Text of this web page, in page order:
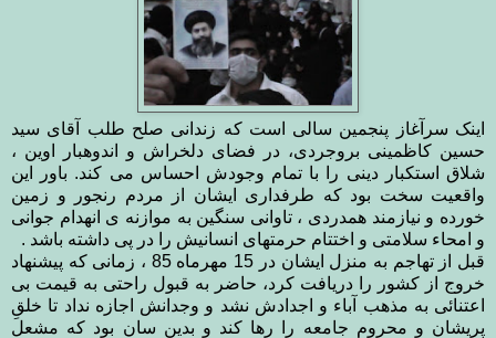
اینک سرآغاز پنجمین سالی است که زندانی صلح طلب آقای سید
حسین کاظمینی بروجردی، در فضای دلخراش و اندوهبار اوین ،
شلاق استکبار دینی را با تمام وجودش احساس می کند. باور این
واقعیت سخت بود که طرفداری ایشان از مردم رنجور و زمین
خورده و نیازمند همدردی ، تاوانی سنگین به موازنه ی انهدام جوانی
و امحاء سلامتی و اختتام حرمتهای انسانیش را در پی داشته باشد .
قبل از تهاجم به منزل ایشان در 15 مهرماه 85 ، زمانی که پیشنهاد
خروج از کشور را دریافت کرد، حاضر به قبول راحتی به قیمت بی
اعتنائی به مذهب آباء و اجدادش نشد و وجدانش اجازه نداد تا خلقِ
پریشان و محروم جامعه را رها کند و بدین سان بود که مشعل